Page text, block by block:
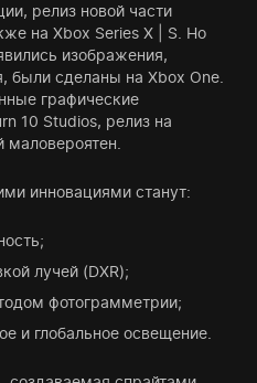
релиз новой части
на Xbox Series X | S. Но
изображения,
были сделаны на Xbox One.
графические
10 Studios, релиз на
маловероятен.
инновациями станут:
лучей (DXR);
фотограмметрии;
и глобальное освещение.